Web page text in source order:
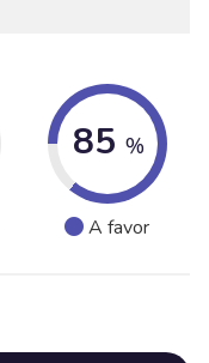
85 %
A favor